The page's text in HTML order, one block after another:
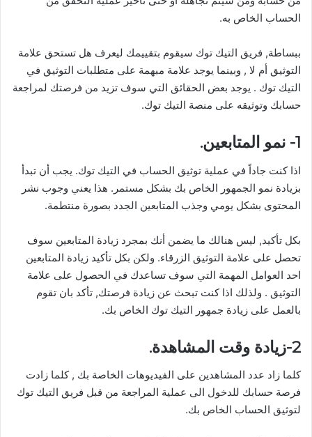
الحساب الخاص به.
ببساطة, فريق التيك توك سيقوم بتقييمك ليعرف هل تستحق علامة
التوثيق أم لا , وبينما يوجد علامة مبهمة على متطلبات التوثيق في
التيك توك . يوجد بعض الحقائق التي سوف تزيد من فرصتك لمراجعة
حسابك وتوثيقه على منصة التيك توك.
1- نمو المتابعين.
اذا كنت جاداً في عملية توثيق الحساب في التيك توك. يجب أن تبدأ
بزيادة نمو الجمهور الخاص بك بشكل مستمر. هذا يعني وجوب نشر
المحتوى بشكل يومي وجذب المتابعين الجدد بصورة منتطمة.
بكل تأكيد, ليس هنالك ما يضمن أنك بمجرد زيادة المتابعين سوف
تحصل على علامة التوثيق الزرقاء. ولكن بكل تأكيد زيادة المتابعين
احد العوامل المهمة التي سوف تساعدك في الحصول على علامة
التوثيق . ولذلك اذا كنت تبحث عن زيادة فرصتك, تأكد بان تقوم
بالعمل على زيادة جمهور التيك توك الخاص بك.
2-زيادة وقت المشاهدة.
كلما زاد عدد المشاهدين على الفيديوهات الخاصة بك , كلما زادت
فرصة حسابك للدخول الى عملية المراجعة من قبل فريق التيك توك
لتوثيق الحساب الخاص بك.